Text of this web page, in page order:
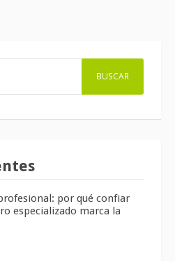
por qué confiar
especializado marca la